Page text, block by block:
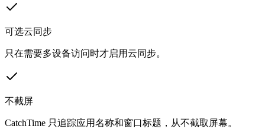
可选云同步
只在需要多设备访问时才启用云同步。
不截屏
CatchTime 只追踪应用名称和窗口标题，从不截取屏幕。